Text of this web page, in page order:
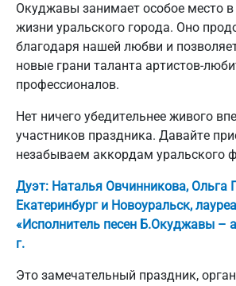
Окуджавы занимает особое место в
жизни уральского города. Оно
благодаря нашей любви и
новые грани таланта артистов-
профессионалов.
Нет ничего убедительнее живого
участников праздника. Давайте
незабываем аккордам уральского
Дуэт: Наталья Овчинникова, Ольга
Екатеринбург и Новоуральск,
«Исполнитель песен Б.Окуджавы –
г.
Это замечательный праздник,